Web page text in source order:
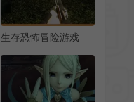
生存恐怖冒险游戏
Steam